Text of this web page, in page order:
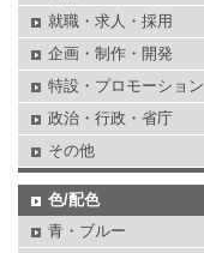
就職・求人・採用
企画・制作・開発
特設・プロモーション
政治・行政・省庁
その他
色/配色
青・ブルー